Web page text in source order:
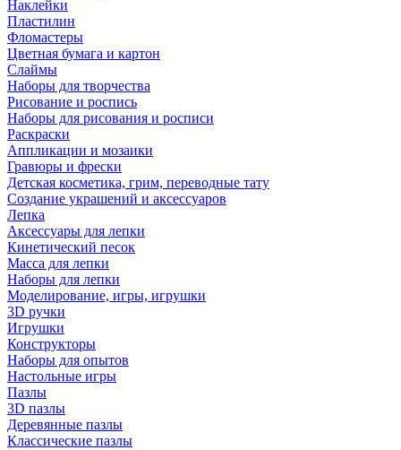
Наклейки
Пластилин
Фломастеры
Цветная бумага и картон
Слаймы
Наборы для творчества
Рисование и роспись
Наборы для рисования и росписи
Раскраски
Аппликации и мозаики
Гравюры и фрески
Детская косметика, грим, переводные тату
Создание украшений и аксессуаров
Лепка
Аксессуары для лепки
Кинетический песок
Масса для лепки
Наборы для лепки
Моделирование, игры, игрушки
3D ручки
Игрушки
Конструкторы
Наборы для опытов
Настольные игры
Пазлы
3D пазлы
Деревянные пазлы
Классические пазлы